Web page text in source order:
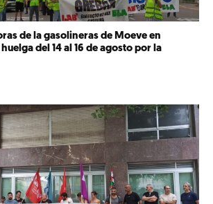
de la gasolineras de Moeve en
del 14 al 16 de agosto por la